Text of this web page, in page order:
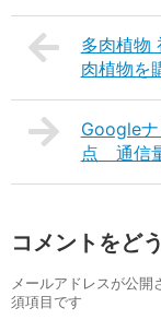
多肉植物
肉植物を
Google
点 通信
コメントをど
メールアドレスが公開
須項目です